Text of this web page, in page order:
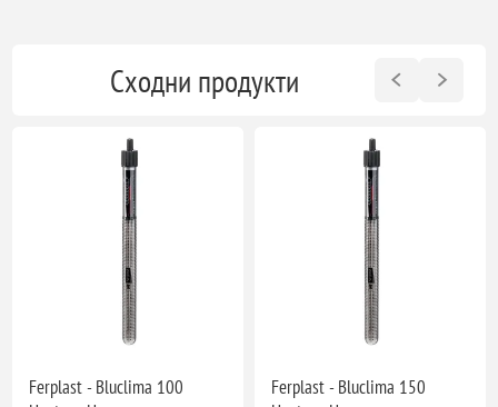
Сходни продукти
Ferplast - Bluclima 100
Ferplast - Bluclima 150